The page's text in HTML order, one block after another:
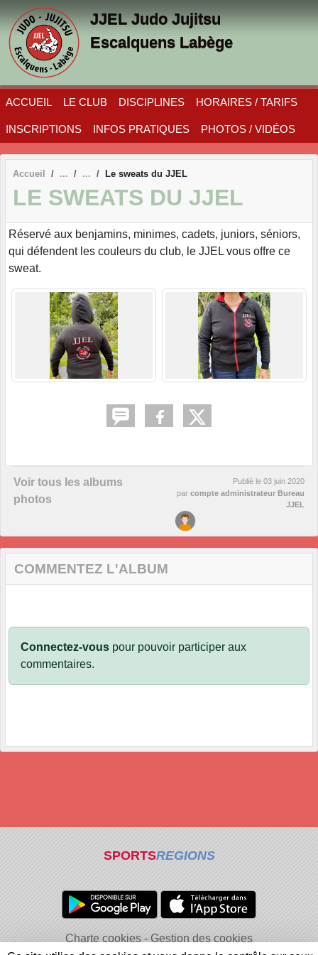
JJEL Judo Jujitsu
Escalquens Labège
ACCUEIL LE CLUB DISCIPLINES HORAIRES / TARIFS
INSCRIPTIONS INFOS PRATIQUES PHOTOS / VIDÉOS
Accueil Le sweats du JJEL
LE SWEATS DU JJEL
Réservé aux benjamins, minimes, cadets, juniors, séniors,
qui défendent les couleurs du club, le JJEL vous offre ce
sweat.
Voir tous les albums
photos
Publié le 03 juin 2020
par compte administrateur Bureau
JJEL
COMMENTEZ L'ALBUM
Connectez-vous pour pouvoir participer aux
commentaires.
SPORTSREGIONS
Charte cookies
Gestion des cookies
Panneau de gestion des cookies